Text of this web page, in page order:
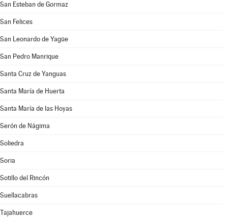
San Esteban de Gormaz
San Felices
San Leonardo de Yagüe
San Pedro Manrique
Santa Cruz de Yanguas
Santa María de Huerta
Santa María de las Hoyas
Serón de Nágima
Soliedra
Soria
Sotillo del Rincón
Suellacabras
Tajahuerce